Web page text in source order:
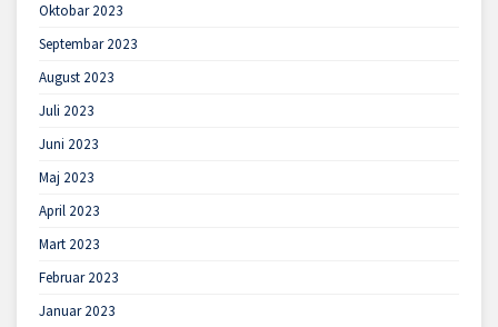
Oktobar 2023
Septembar 2023
August 2023
Juli 2023
Juni 2023
Maj 2023
April 2023
Mart 2023
Februar 2023
Januar 2023